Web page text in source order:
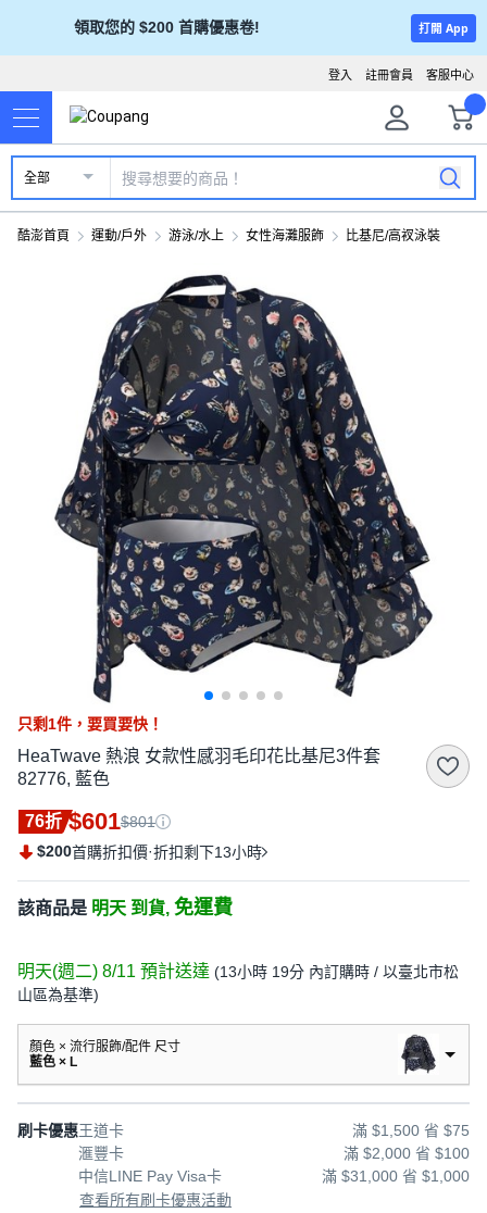
領取您的 $200 首購優惠卷! 打開 App
客服中心
註冊會員
登入
全部
酷澎首頁 運動/戶外 游泳/水上 女性海灘服飾 比基尼/高衩泳裝
只剩1件， 要買要快！
HeaTwave 熱浪 女款性感羽毛印花比基尼3件套
82776, 藍色
76折 $601$801
$200首購折扣價·折扣剩下13小時
該商品是 明天 到貨, 免運費
明天(週二) 8/11 預計送達 (13小時 19分 內訂購時 / 以臺北市松
山區為基準)
顏色 × 流行服飾/配件 尺寸
藍色 × L
刷卡優惠王道卡
滿 $1,500 省 $75
滙豐卡
滿 $2,000 省 $100
中信LINE Pay Visa卡
滿 $31,000 省 $1,000
查看所有刷卡優惠活動